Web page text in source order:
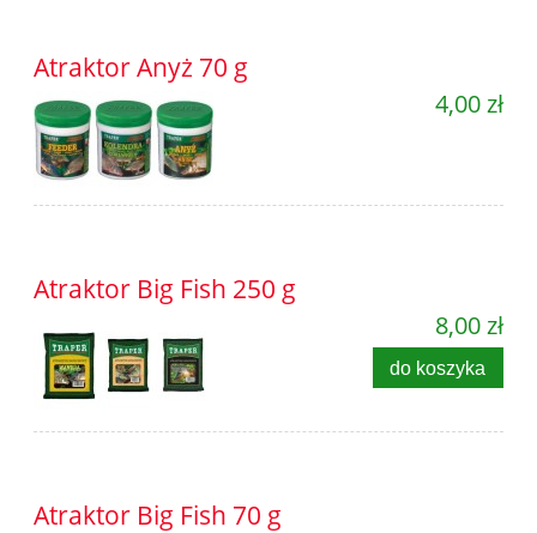
Atraktor Anyż 70 g
4,00 zł
Atraktor Big Fish 250 g
8,00 zł
do koszyka
Atraktor Big Fish 70 g